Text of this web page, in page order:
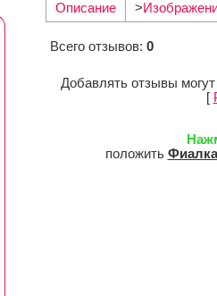
Описание >
Всего отзывов: 0
Добавлять отзывы
[
положить